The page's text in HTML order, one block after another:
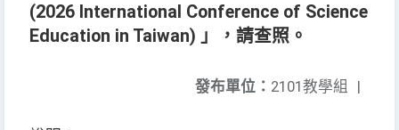
(2026 International Conference of Science
Education in Taiwan) 」，請查照。
發布單位： 2101教學組 |